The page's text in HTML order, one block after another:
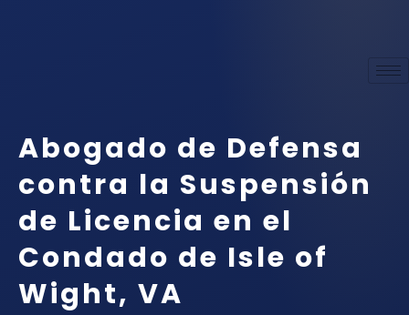
Abogado de Defensa
contra la Suspensión
de Licencia en el
Condado de Isle of
Wight, VA